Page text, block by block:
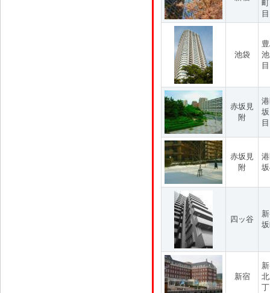
目
池袋
目
赤坂見
附
目
赤坂見
附
四ッ谷
新宿